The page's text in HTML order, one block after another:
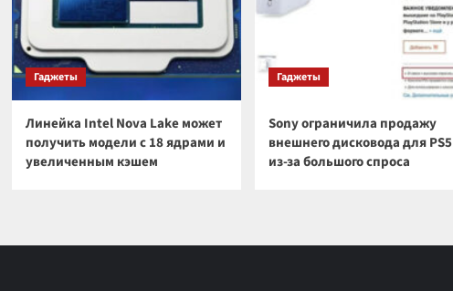
Гаджеты
Линейка Intel Nova Lake может
получить модели с 18 ядрами и
увеличенным кэшем
Гаджеты
Sony ограничила продажу
внешнего дисковода для PS5
из-за большого спроса